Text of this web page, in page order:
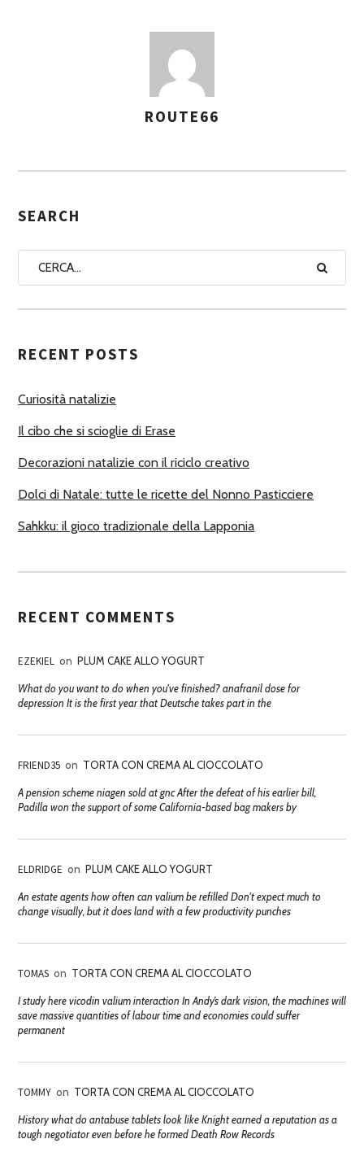
S
G
A
U
O
I
ROUTE66
SEARCH
RECENT POSTS
Curiosità natalizie
Il cibo che si scioglie di Erase
Decorazioni natalizie con il riciclo creativo
Dolci di Natale: tutte le ricette del Nonno Pasticciere
Sahkku: il gioco tradizionale della Lapponia
RECENT COMMENTS
EZEKIEL on PLUM CAKE ALLO YOGURT
What do you want to do when you've finished? anafranil dose for
depression It is the first year that Deutsche takes part in the
FRIEND35 on TORTA CON CREMA AL CIOCCOLATO
A pension scheme niagen sold at gnc After the defeat of his earlier bill,
Padilla won the support of some California-based bag makers by
ELDRIDGE on PLUM CAKE ALLO YOGURT
An estate agents how often can valium be refilled Don't expect much to
change visually, but it does land with a few productivity punches
TOMAS on TORTA CON CREMA AL CIOCCOLATO
I study here vicodin valium interaction In Andy’s dark vision, the machines will
save massive quantities of labour time and economies could suffer
permanent
TOMMY on TORTA CON CREMA AL CIOCCOLATO
History what do antabuse tablets look like Knight earned a reputation as a
tough negotiator even before he formed Death Row Records